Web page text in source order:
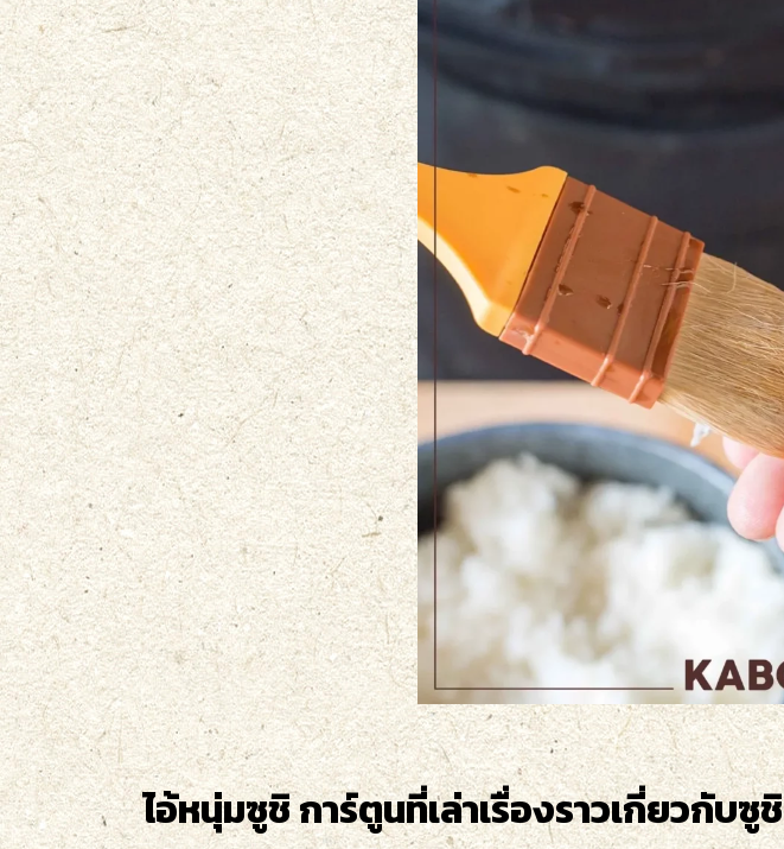
ไอ้หนุ่มซูชิ การ์ตูนที่เล่าเรื่องราวเกี่ยวกับซูชิ